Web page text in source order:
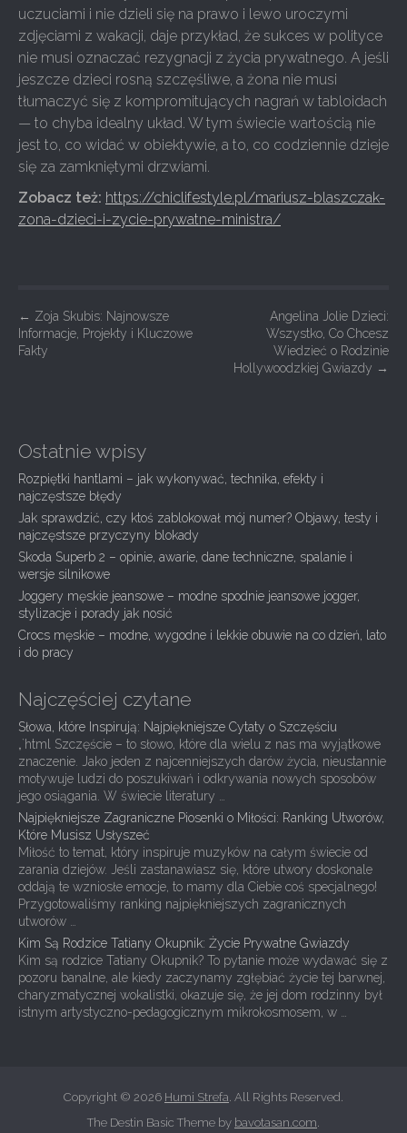
uczuciami i nie dzieli się na prawo i lewo uroczymi
zdjęciami z wakacji, daje przykład, że sukces w polityce
nie musi oznaczać rezygnacji z życia prywatnego. A jeśli
jeszcze dzieci rosną szczęśliwe, a żona nie musi
tłumaczyć się z kompromitujących nagrań w tabloidach
— to chyba idealny układ. W tym świecie wartością nie
jest to, co widać w obiektywie, a to, co codziennie dzieje
się za zamkniętymi drzwiami.
Zobacz też: https://chiclifestyle.pl/mariusz-blaszczak-
zona-dzieci-i-zycie-prywatne-ministra/
P
o
a
v
i
g
a
t
i
o
n
← Zoja Skubis: Najnowsze
Informacje, Projekty i Kluczowe
Fakty
Angelina Jolie Dzieci:
Wszystko, Co Chcesz
Wiedzieć o Rodzinie
Hollywoodzkiej Gwiazdy →
Ostatnie wpisy
Rozpiętki hantlami – jak wykonywać, technika, efekty i
najczęstsze błędy
Jak sprawdzić, czy ktoś zablokował mój numer? Objawy, testy i
najczęstsze przyczyny blokady
Skoda Superb 2 – opinie, awarie, dane techniczne, spalanie i
wersje silnikowe
Joggery męskie jeansowe – modne spodnie jeansowe jogger,
stylizacje i porady jak nosić
Crocs męskie – modne, wygodne i lekkie obuwie na co dzień, lato
i do pracy
Najczęściej czytane
Słowa, które Inspirują: Najpiękniejsze Cytaty o Szczęściu
„`html Szczęście – to słowo, które dla wielu z nas ma wyjątkowe
znaczenie. Jako jeden z najcenniejszych darów życia, nieustannie
motywuje ludzi do poszukiwań i odkrywania nowych sposobów
jego osiągania. W świecie literatury …
Najpiękniejsze Zagraniczne Piosenki o Miłości: Ranking Utworów,
Które Musisz Usłyszeć
Miłość to temat, który inspiruje muzyków na całym świecie od
zarania dziejów. Jeśli zastanawiasz się, które utwory doskonale
oddają te wzniosłe emocje, to mamy dla Ciebie coś specjalnego!
Przygotowaliśmy ranking najpiękniejszych zagranicznych
utworów …
Kim Są Rodzice Tatiany Okupnik: Życie Prywatne Gwiazdy
Kim są rodzice Tatiany Okupnik? To pytanie może wydawać się z
pozoru banalne, ale kiedy zaczynamy zgłębiać życie tej barwnej,
charyzmatycznej wokalistki, okazuje się, że jej dom rodzinny był
istnym artystyczno-pedagogicznym mikrokosmosem, w …
Copyright © 2026 Humi Strefa. All Rights Reserved.
The Destin Basic Theme by bavotasan.com.